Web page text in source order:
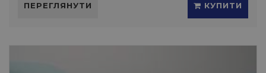
ПЕРЕГЛЯНУТИ КУПИТИ